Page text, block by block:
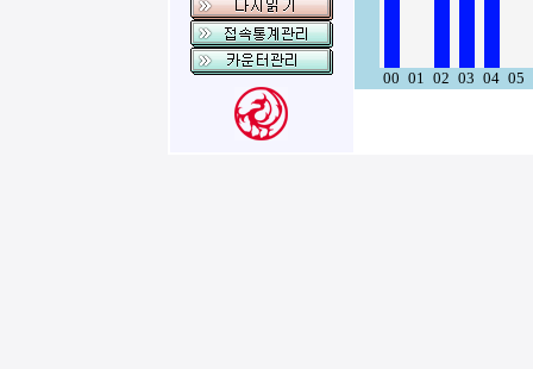
00 01 02 03 04 05